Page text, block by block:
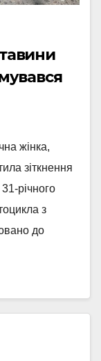
жінка,
зіткнення
річного
з
до